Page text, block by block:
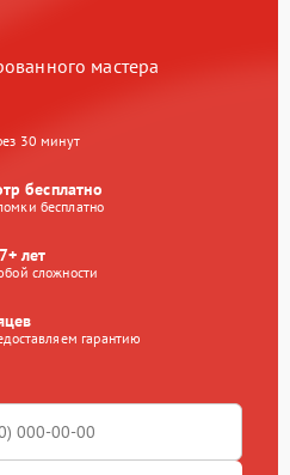
мастера
30 минут
бесплатно
бесплатно
лет
сложности
гарантию